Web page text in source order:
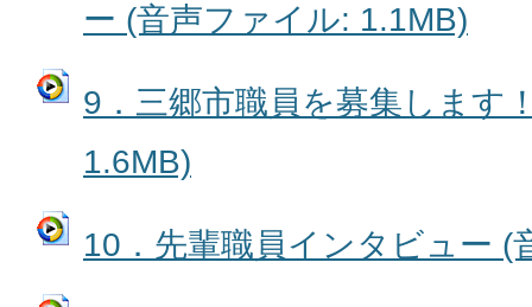
ー (音声ファイル: 1.1MB)
9．三郷市職員を募集します
1.6MB)
10．先輩職員インタビュー (